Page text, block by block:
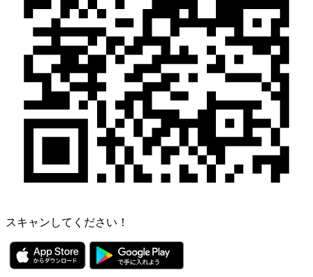
スキャンしてください！